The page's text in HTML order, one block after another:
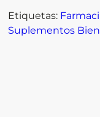
Etiquetas:
Suplementos